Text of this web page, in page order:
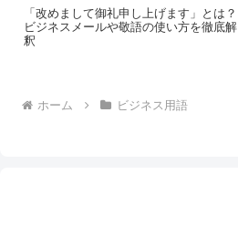
「改めまして御礼申し上げます」とは？
ビジネスメールや敬語の使い方を徹底解
釈
ホーム ビジネス用語